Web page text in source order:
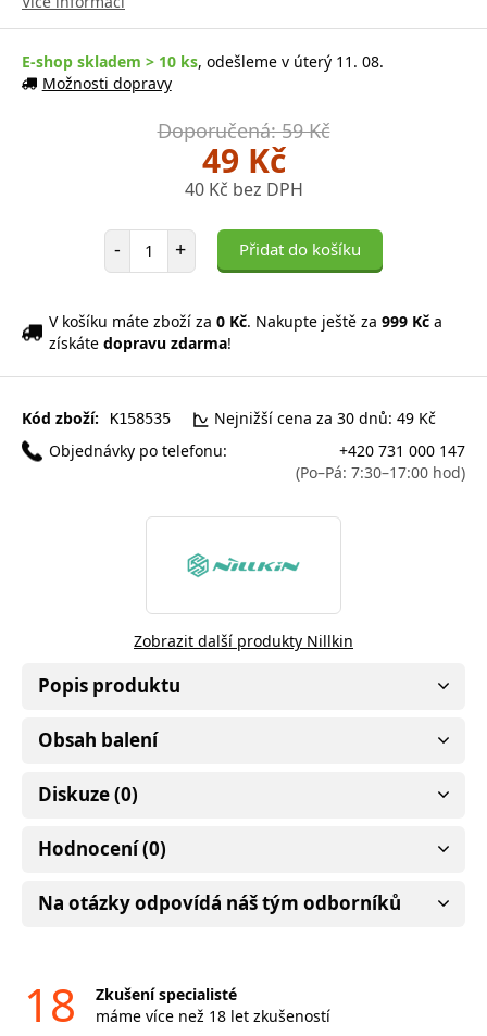
E-shop skladem > 10 ks, odešleme v úterý 11. 08.
Možnosti dopravy
Doporučená: 59 Kč
49 Kč
40 Kč bez DPH
- Počet položek
+ Přidat do košíku
V košíku máte zboží za 0 Kč. Nakupte ještě za 999 Kč a
získáte dopravu zdarma!
Kód zboží: K158535
Nejnižší cena za 30 dnů: 49 Kč
Objednávky po telefonu:
+420 731 000 147
(Po–Pá: 7:30–17:00 hod)
Zobrazit další produkty Nillkin
Popis produktu
Obsah balení
Diskuze (0)
Hodnocení (0)
Na otázky odpovídá náš tým odborníků
18
Zkušení specialisté
máme více než 18 let zkušeností